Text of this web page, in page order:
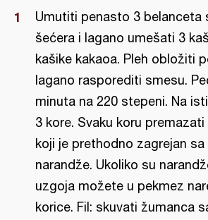
Umutiti penasto 3 belanceta
šećera i lagano umešati 3
kašike kakaoa. Pleh obložiti
lagano rasporediti smesu.
minuta na 220 stepeni. Na
3 kore. Svaku koru
koji je prethodno zagrejan
narandže. Ukoliko su
uzgoja možete u pekmez
korice. Fil: skuvati žumanca